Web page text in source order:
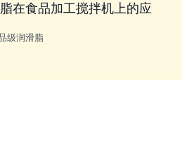
在食品加工搅拌机上的应
级润滑脂